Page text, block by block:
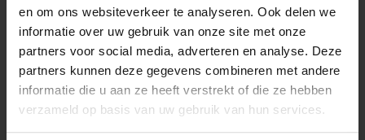
en om ons websiteverkeer te analyseren. Ook delen we
informatie over uw gebruik van onze site met onze
partners voor social media, adverteren en analyse. Deze
partners kunnen deze gegevens combineren met andere
informatie die u aan ze heeft verstrekt of die ze hebben
verzameld op basis van uw gebruik van hun services.